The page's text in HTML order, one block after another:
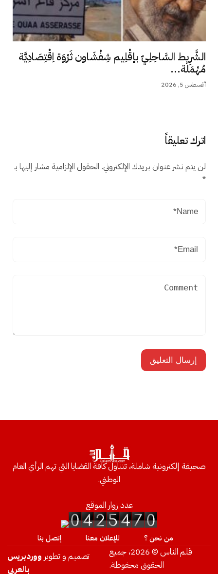
الشَّرِيط السَّاحِلِيّ بإقْلِيم شِفْشَاون ثَرْوَة اِقْتِصَادِيَّة
مُهْمَلَة...
أغسطس 5, 2026
اترك تعليقاً
لن يتم نشر عنوان بريدك الإلكتروني. الحقول الإلزامية مشار إليها بـ
*
صحيفة إلكترونية شاملة، تتناول كافة القضايا التي تهم الرأي العام
الوطني.
عدد زوار الموقع
من نحن ؟ للإعلان معنا إتصل بنا
قلم الناس © 2026، جميع
الحقوق محفوظة.
تصميم و تطوير ووردبريس
بالعربي